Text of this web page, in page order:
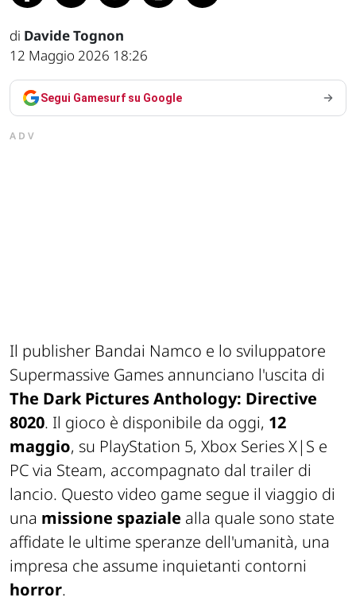
di Davide Tognon
12 Maggio 2026 18:26
Segui Gamesurf su Google
ADV
Il publisher Bandai Namco e lo sviluppatore
Supermassive Games annunciano l'uscita di
The Dark Pictures Anthology: Directive
8020. Il gioco è disponibile da oggi, 12
maggio, su PlayStation 5, Xbox Series X|S e
PC via Steam, accompagnato dal trailer di
lancio. Questo video game segue il viaggio di
una missione spaziale alla quale sono state
affidate le ultime speranze dell'umanità, una
impresa che assume inquietanti contorni
horror.